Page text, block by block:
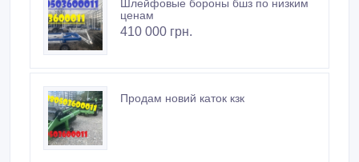
Шлейфовые бороны бшз по низким
ценам
410 000 грн.
Продам новий каток кзк